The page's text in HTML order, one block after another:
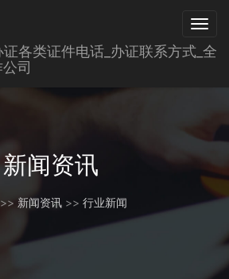
新闻资讯
>> 新闻资讯 >> 行业新闻